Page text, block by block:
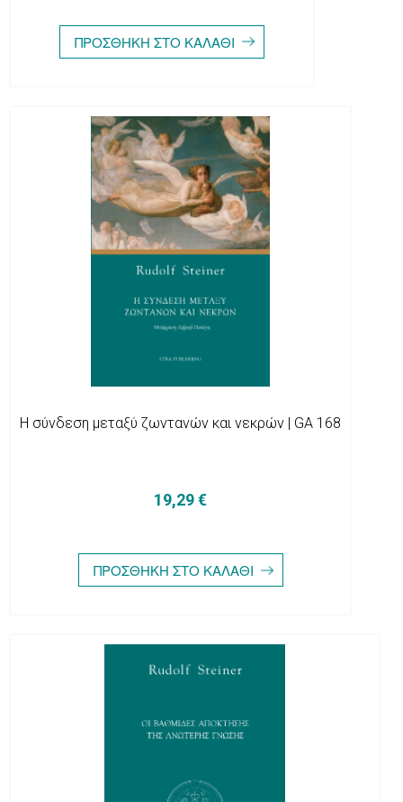
Η σύνδεση μεταξύ ζωντανών και νεκρών | GA 168
19,29 €